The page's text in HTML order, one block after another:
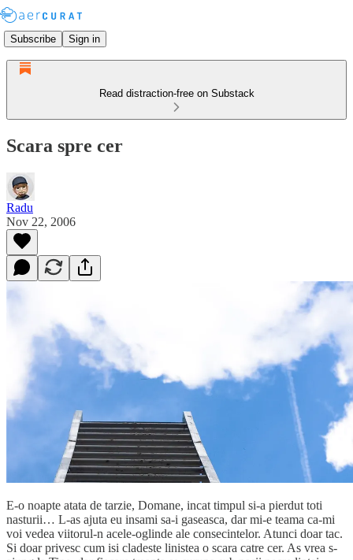
Subscribe Sign in
Read distraction-free on Substack
Scara spre cer
Radu
Nov 22, 2006
E-o noapte atata de tarzie, Domane, incat timpul si-a pierdut toti
nasturii… L-as ajuta eu insami sa-i gaseasca, dar mi-e teama ca-mi
voi vedea viitorul-n acele-oglinde ale consecintelor. Atunci doar tac.
Si doar privesc cum isi cladeste linistea o scara catre cer. As vrea s-